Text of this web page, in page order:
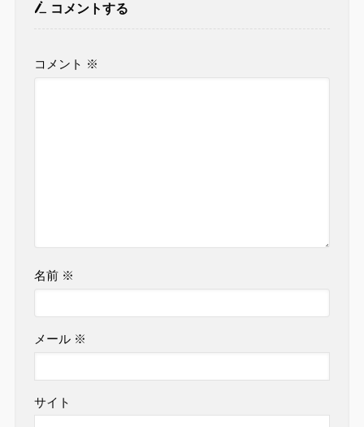
コメントする
コメント ※
名前 ※
メール ※
サイト